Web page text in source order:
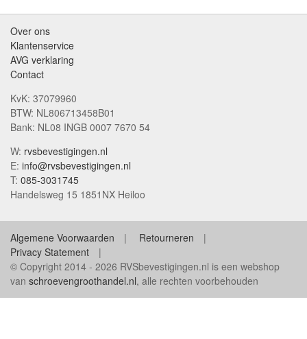
Over ons
Klantenservice
AVG verklaring
Contact
KvK: 37079960
BTW: NL806713458B01
Bank: NL08 INGB 0007 7670 54
W: rvsbevestigingen.nl
E: info@rvsbevestigingen.nl
T: 085-3031745
Handelsweg 15 1851NX Heiloo
Algemene Voorwaarden
Retourneren
Privacy Statement
© Copyright 2014 - 2026 RVSbevestigingen.nl is een webshop
van schroevengroothandel.nl, alle rechten voorbehouden